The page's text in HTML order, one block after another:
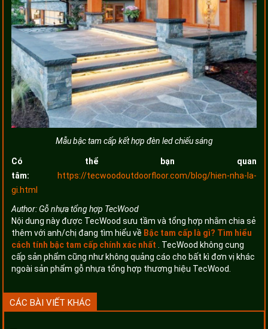
Mẫu bậc tam cấp kết hợp đèn led chiếu sáng
Có thể bạn quan
tâm:
https://tecwoodoutdoorfloor.com/blog/hien-nha-la-
gi.html
Author:Gỗ nhựa tổng hợp TecWood
Nội dung này được TecWood sưu tầm và tổng hợp nhằm chia sẻ
thêm với anh/chị đang tìm hiểu về Bậc tam cấp là gì? Tìm hiểu
cách tính bậc tam cấp chính xác nhất
. TecWood không cung
cấp sản phẩm cũng như không quảng cáo cho bất kì đơn vị khác
ngoài sản phẩm gỗ nhựa tổng hợp thương hiệu TecWood.
CÁC BÀI VIẾT KHÁC